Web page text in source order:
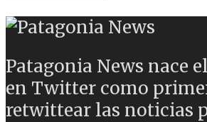
Patagonia News nace
en Twitter como
retwittear las noticias